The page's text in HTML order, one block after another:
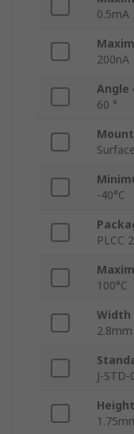
0.5mA
200nA
Angle
60 °
Surface
-40°C
PLCC 2
100°C
Width
2.8mm
J-STD-
Height